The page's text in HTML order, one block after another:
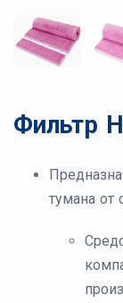
Фильтр
тумана от